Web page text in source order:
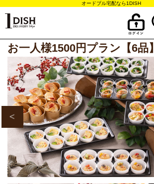
オードブル宅配なら1DISH
お一人様1500円プラン【6品】